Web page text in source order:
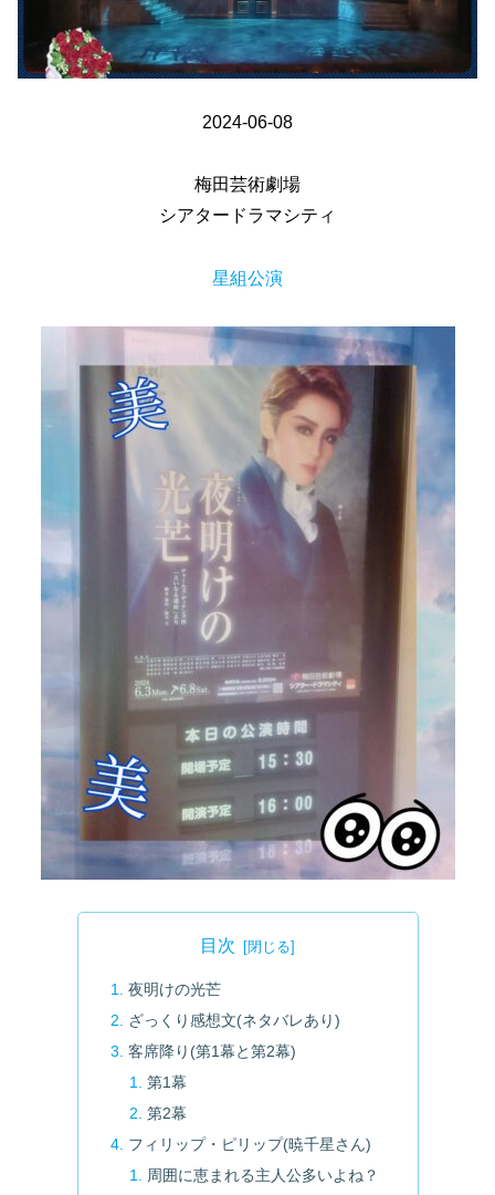
2024-06-08
梅田芸術劇場
シアタードラマシティ
星組公演
目次
夜明けの光芒
ざっくり感想文(ネタバレあり)
客席降り(第1幕と第2幕)
第1幕
第2幕
フィリップ・ピリップ(暁千星さん)
周囲に恵まれる主人公多いよね？